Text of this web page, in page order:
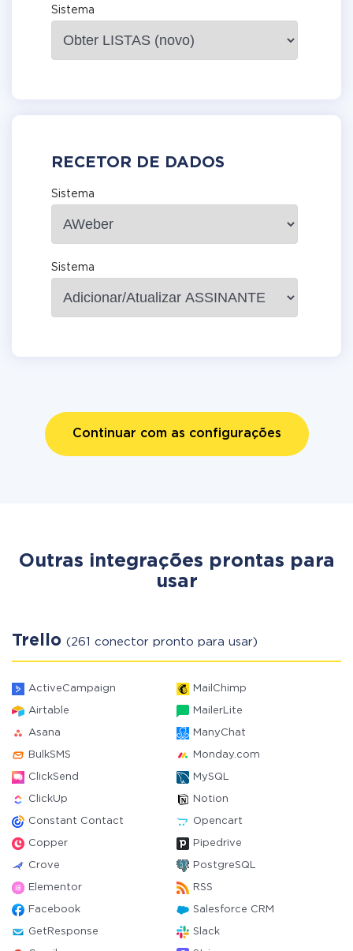
Sistema
RECETOR DE DADOS
Sistema
Sistema
Continuar com as configurações
Outras integrações prontas para
usar
Trello (261 conector pronto para usar)
ActiveCampaign MailChimp
Airtable MailerLite
Asana ManyChat
BulkSMS Monday.com
ClickSend MySQL
ClickUp Notion
Constant Contact Opencart
Copper Pipedrive
Crove PostgreSQL
Elementor RSS
Facebook Salesforce CRM
GetResponse Slack